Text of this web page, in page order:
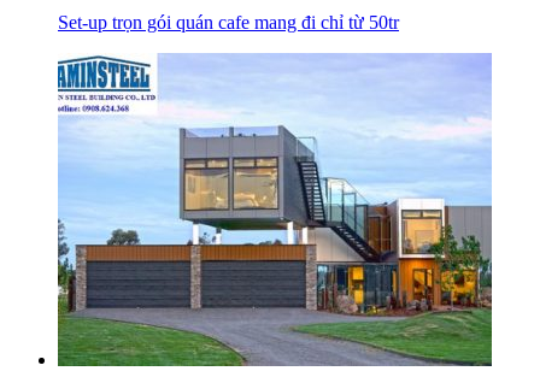
Set-up trọn gói quán cafe mang đi chỉ từ 50tr